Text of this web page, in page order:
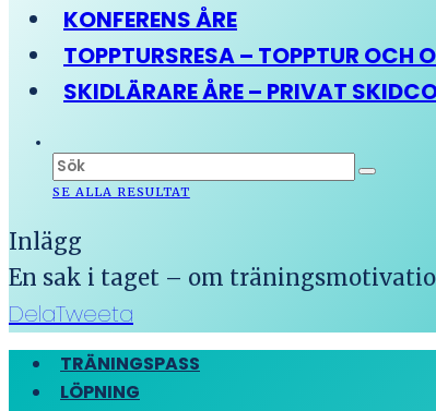
KONFERENS ÅRE
TOPPTURSRESA – TOPPTUR OCH
SKIDLÄRARE ÅRE – PRIVAT
SE ALLA RESULTAT
Inlägg
En sak i taget – om
DelaTweeta
TRÄNINGSPASS
LÖPNING